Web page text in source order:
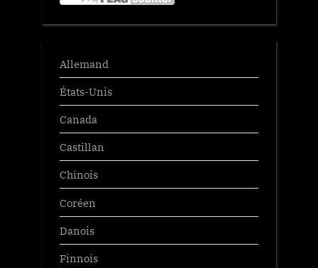
Allemand
États-Unis
Canada
Castillan
Chinois
Coréen
Danois
Finnois